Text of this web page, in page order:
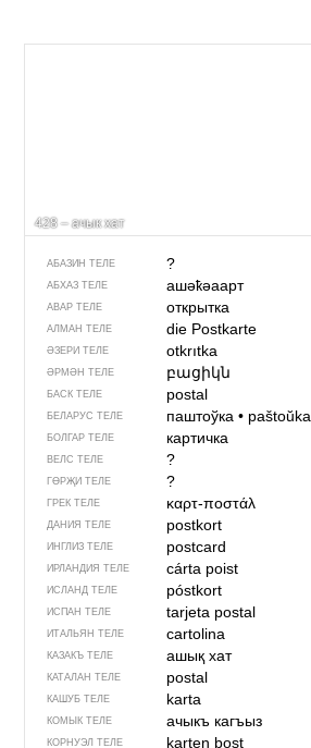
428 – ачык хат
АБАЗИН ТЕЛЕ ?
АБХАЗ ТЕЛЕ ашәҟәаарт
АВАР ТЕЛЕ открытка
АЛМАН ТЕЛЕ die Postkarte
ӘЗЕРИ ТЕЛЕ otkrıtka
ӘРМӘН ТЕЛЕ բացիկն
БАСК ТЕЛЕ postal
БЕЛАРУС ТЕЛЕ паштоўка• paštoŭka
БОЛГАР ТЕЛЕ картичка
ВЕЛС ТЕЛЕ ?
ГӨРҖИ ТЕЛЕ ?
ГРЕК ТЕЛЕ καρτ-ποστάλ
ДАНИЯ ТЕЛЕ postkort
ИНГЛИЗ ТЕЛЕ postcard
ИРЛАНДИЯ ТЕЛЕ cárta poist
ИСЛАНД ТЕЛЕ póstkort
ИСПАН ТЕЛЕ tarjeta postal
ИТАЛЬЯН ТЕЛЕ cartolina
КАЗАКЪ ТЕЛЕ ашық хат
КАТАЛАН ТЕЛЕ postal
КАШУБ ТЕЛЕ karta
КОМЫК ТЕЛЕ ачыкъ кагъыз
КОРНУЭЛ ТЕЛЕ karten bost